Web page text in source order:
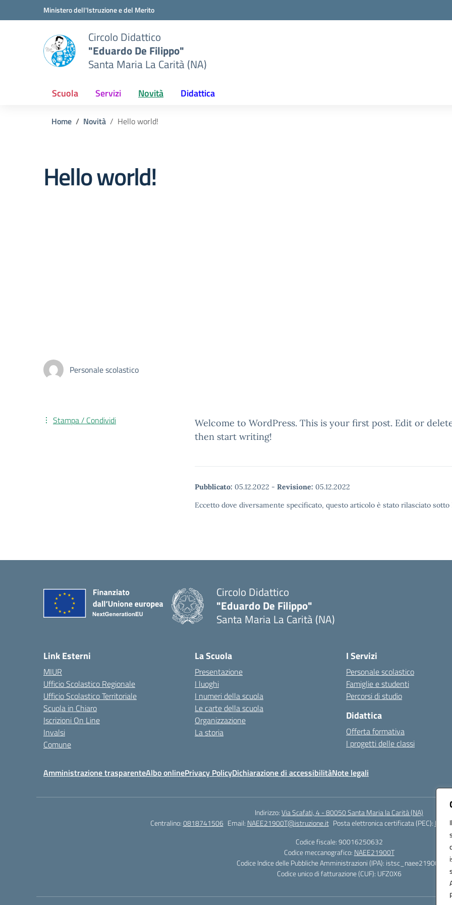
Vai ai contenuti
Vai al menu di navigazioneMinistero dell'Istruzione e del Merito
Circolo Didattico
"Eduardo De Filippo"
Santa Maria La Carità (NA)
Scuola Servizi Novità Didattica
Home Novità Hello world!
Hello world!
Personale scolastico
Welcome to WordPress. This is your first post. Edit or
then start writing!
Pubblicato: 05.12.2022 - Revisione: 05.12.2022
Eccetto dove diversamente specificato, questo articolo è stato rilasciato
Stampa / Condividi
Circolo Didattico
"Eduardo De Filippo"
Santa Maria La Carità (NA)
Link Esterni
MIUR
Ufficio Scolastico Regionale
Ufficio Scolastico Territoriale
Scuola in Chiaro
Iscrizioni On Line
Invalsi
Comune
La Scuola
Presentazione
I luoghi
I numeri della scuola
Le carte della scuola
Organizzazione
La storia
I Servizi
Personale scolastico
Famiglie e studenti
Percorsi di studio
Didattica
Offerta formativa
I progetti delle classi
Amministrazione trasparenteAlbo onlinePrivacy PolicyDichiarazione di accessibilitàNote legali
Indirizzo:Via Scafati, 4 - 80050 Santa Maria la Carità (NA)
Centralino:0818741506 Email: NAEE21900T@istruzione.it Posta elettronica certificata (PEC):
Codice fiscale: 90016250632
Codice meccanografico: NAEE21900T
Codice Indice delle Pubbliche Amministrazioni (IPA): istsc_naee21900t
Codice unico di fatturazione (CUF): UFZ0X6